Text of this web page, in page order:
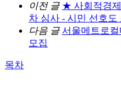
이전 글 ★ 사회적경제
차 심사 - 시민 선호
다음 글 서울메트로
모집
목차